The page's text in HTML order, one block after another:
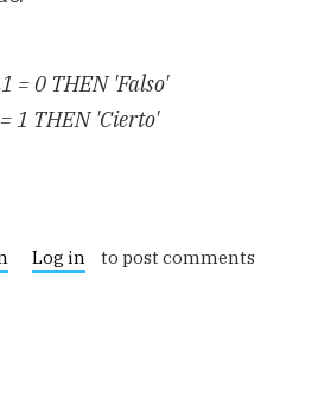
= 0 THEN 'Falso'
THEN 'Cierto'
Log in to post comments